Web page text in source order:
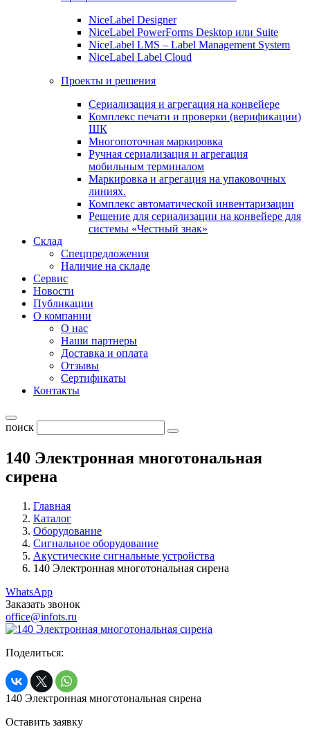
NiceLabel Designer
NiceLabel PowerForms Desktop или Suite
NiceLabel LMS – Label Management System
NiceLabel Label Cloud
Проекты и решения
Сериализация и агрегация на конвейере
Комплекс печати и проверки (верификации)
ШК
Многопоточная маркировка
Ручная сериализация и агрегация
мобильным терминалом
Маркировка и агрегация на упаковочных
линиях.
Комплекс автоматической инвентаризации
Решение для сериализации на конвейере для
системы «Честный знак»
Склад
Спецпредложения
Наличие на складе
Сервис
Новости
Публикации
О компании
О нас
Наши партнеры
Доставка и оплата
Отзывы
Сертификаты
Контакты
поиск
140 Электронная многотональная
сирена
Главная
Каталог
Оборудование
Cигнальное оборудование
Акустические сигнальные устройства
140 Электронная многотональная сирена
WhatsApp
Заказать звонок
office@infots.ru
Поделиться:
140 Электронная многотональная сирена
Оставить заявку